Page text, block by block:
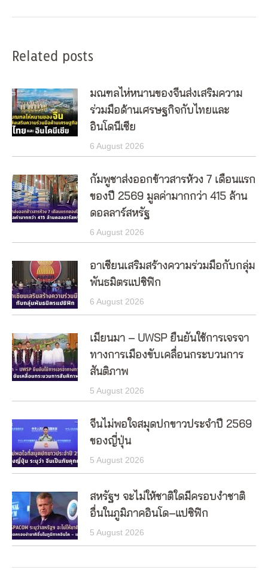
Related posts
มณฑลไห่หนานของจีนส่งเสริมความ
ร่วมมือด้านเศรษฐกิจกับไทยและ
อินโดนีเซีย
6 August 2026
กัมพูชาส่งออกข้าวสารห้วง 7 เดือนแรก
ของปี 2569 มูลค่ามากกว่า 415 ล้าน
ดอลลาร์สหรัฐ
6 August 2026
อาเซียนเสริมสร้างความร่วมมือกับกลุ่ม
พันธมิตรแปซิฟิก
6 August 2026
เมียนมา – UWSP ยืนยันใช้การเจรจา
ทางการเมืองขับเคลื่อนกระบวนการ
สันติภาพ
5 August 2026
จีนไม่พอใจสมุดปกขาวประจำปี 2569
ของญี่ปุ่น
5 August 2026
สหรัฐฯ จะไม่ให้ชาติใดมีครอบงำชาติ
อื่นในภูมิภาคอินโด–แปซิฟิก
5 August 2026